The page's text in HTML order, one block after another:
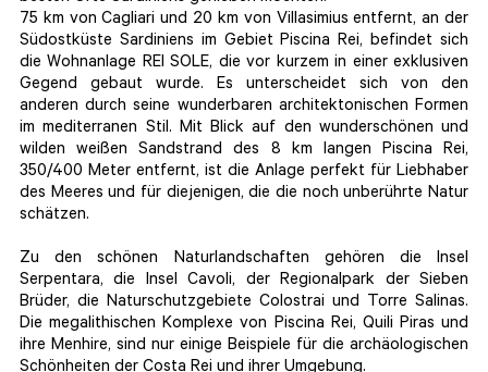
75 km von Cagliari und 20 km von Villasimius entfernt, an der
Südostküste Sardiniens im Gebiet Piscina Rei, befindet sich
die Wohnanlage REI SOLE, die vor kurzem in einer exklusiven
Gegend gebaut wurde. Es unterscheidet sich von den
anderen durch seine wunderbaren architektonischen Formen
im mediterranen Stil. Mit Blick auf den wunderschönen und
wilden weißen Sandstrand des 8 km langen Piscina Rei,
350/400 Meter entfernt, ist die Anlage perfekt für Liebhaber
des Meeres und für diejenigen, die die noch unberührte Natur
schätzen.
Zu den schönen Naturlandschaften gehören die Insel
Serpentara, die Insel Cavoli, der Regionalpark der Sieben
Brüder, die Naturschutzgebiete Colostrai und Torre Salinas.
Die megalithischen Komplexe von Piscina Rei, Quili Piras und
ihre Menhire, sind nur einige Beispiele für die archäologischen
Schönheiten der Costa Rei und ihrer Umgebung.